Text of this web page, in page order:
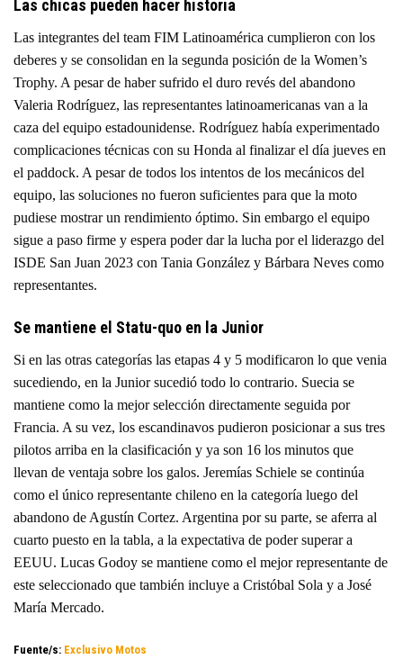
Las chicas pueden hacer historia
Las integrantes del team FIM Latinoamérica cumplieron con los
deberes y se consolidan en la segunda posición de la Women’s
Trophy. A pesar de haber sufrido el duro revés del abandono
Valeria Rodríguez, las representantes latinoamericanas van a la
caza del equipo estadounidense. Rodríguez había experimentado
complicaciones técnicas con su Honda al finalizar el día jueves en
el paddock. A pesar de todos los intentos de los mecánicos del
equipo, las soluciones no fueron suficientes para que la moto
pudiese mostrar un rendimiento óptimo. Sin embargo el equipo
sigue a paso firme y espera poder dar la lucha por el liderazgo del
ISDE San Juan 2023 con Tania González y Bárbara Neves como
representantes.
Se mantiene el Statu-quo en la Junior
Si en las otras categorías las etapas 4 y 5 modificaron lo que venia
sucediendo, en la Junior sucedió todo lo contrario. Suecia se
mantiene como la mejor selección directamente seguida por
Francia. A su vez, los escandinavos pudieron posicionar a sus tres
pilotos arriba en la clasificación y ya son 16 los minutos que
llevan de ventaja sobre los galos. Jeremías Schiele se continúa
como el único representante chileno en la categoría luego del
abandono de Agustín Cortez. Argentina por su parte, se aferra al
cuarto puesto en la tabla, a la expectativa de poder superar a
EEUU. Lucas Godoy se mantiene como el mejor representante de
este seleccionado que también incluye a Cristóbal Sola y a José
María Mercado.
Fuente/s: Exclusivo Motos